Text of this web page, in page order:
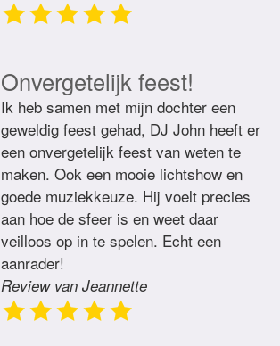
Onvergetelijk feest!
Ik heb samen met mijn dochter een
geweldig feest gehad, DJ John heeft er
een onvergetelijk feest van weten te
maken. Ook een mooie lichtshow en
goede muziekkeuze. Hij voelt precies
aan hoe de sfeer is en weet daar
veilloos op in te spelen. Echt een
aanrader!
Review van Jeannette